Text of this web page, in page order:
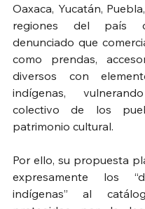
Oaxaca, Yucatán,
regiones del país
denunciado que
como prendas,
diversos con
indígenas,
colectivo de los
patrimonio cultural.
Por ello, su propuesta
expresamente los
indígenas” al